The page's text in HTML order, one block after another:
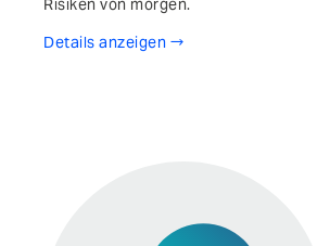
Risiken von morgen.
Details anzeigen